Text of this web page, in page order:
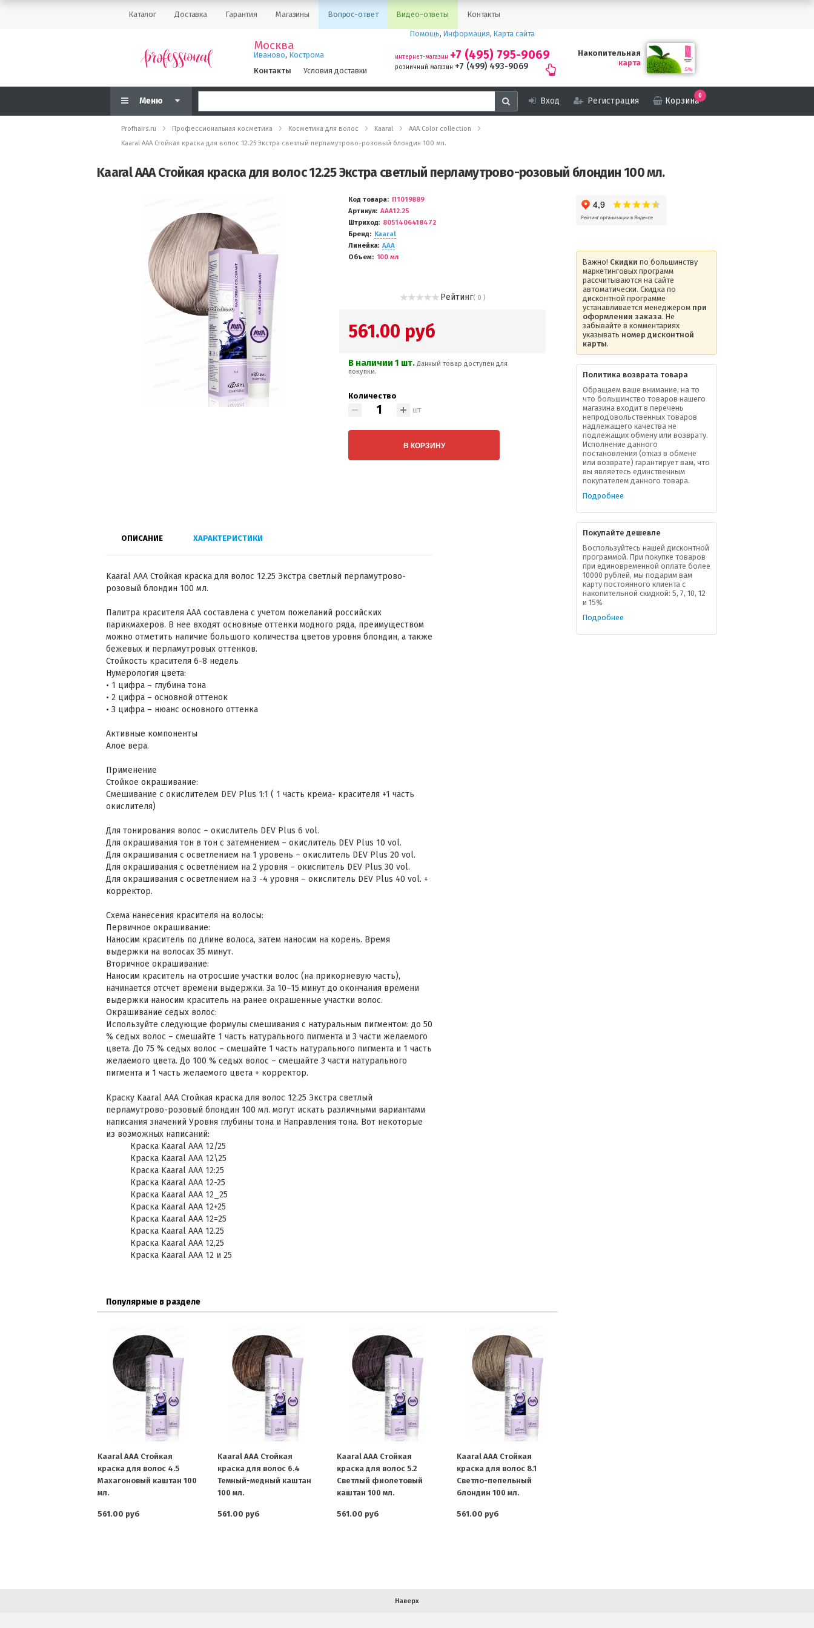
Каталог Доставка Гарантия Магазины Вопрос-ответ Видео-ответы Контакты
Москва
Иваново, Кострома
Контакты
Условия доставки
Помощь, Информация, Карта сайта
интернет-магазин +7 (495) 795-9069
розничный магазин +7 (499) 493-9069
Накопительная
карта
Меню Вход Регистрация Корзина
0
Profhairs.ru Профессиональная косметика Косметика для волос Kaaral
AAA Color collection
Kaaral AAA Стойкая краска для волос 12.25 Экстра светлый перламутрово-розовый блондин 100 мл.
Kaaral AAA Стойкая краска для волос 12.25 Экстра светлый перламутрово-розовый блондин 100 мл.
Код товара
П1019889
Артикул
AAA12.25
Штриход
8051406418472
Бренд
Kaaral
Линейка
AAA
Объем
100 мл
Рейтинг( 0 )
561.00 руб
В наличии 1 шт.Данный товар доступен для
покупки.
Количество
шт
В КОРЗИНУ
ОПИСАНИЕ ХАРАКТЕРИСТИКИ
Kaaral AAA Стойкая краска для волос 12.25 Экстра светлый перламутрово-
розовый блондин 100 мл.
Палитра красителя ААА составлена с учетом пожеланий российских
парикмахеров. В нее входят основные оттенки модного ряда, преимуществом
можно отметить наличие большого количества цветов уровня блондин, а также
бежевых и перламутровых оттенков.
Стойкость красителя 6-8 недель
Нумерология цвета:
• 1 цифра – глубина тона
• 2 цифра – основной оттенок
• 3 цифра – нюанс основного оттенка
Активные компоненты
Алое вера.
Применение
Стойкое окрашивание:
Смешивание с окислителем DEV Plus 1:1 ( 1 часть крема- красителя +1 часть
окислителя)
Для тонирования волос – окислитель DEV Plus 6 vol.
Для окрашивания тон в тон с затемнением – окислитель DEV Plus 10 vol.
Для окрашивания с осветлением на 1 уровень – окислитель DEV Plus 20 vol.
Для окрашивания с осветлением на 2 уровня – окислитель DEV Plus 30 vol.
Для окрашивания с осветлением на 3 -4 уровня – окислитель DEV Plus 40 vol. +
корректор.
Схема нанесения красителя на волосы:
Первичное окрашивание:
Наносим краситель по длине волоса, затем наносим на корень. Время
выдержки на волосах 35 минут.
Вторичное окрашивание:
Наносим краситель на отросшие участки волос (на прикорневую часть),
начинается отсчет времени выдержки. За 10–15 минут до окончания времени
выдержки наносим краситель на ранее окрашенные участки волос.
Окрашивание седых волос:
Используйте следующие формулы смешивания с натуральным пигментом: до 50
% седых волос – смешайте 1 часть натурального пигмента и 3 части желаемого
цвета. До 75 % седых волос – смешайте 1 часть натурального пигмента и 1 часть
желаемого цвета. До 100 % седых волос – смешайте 3 части натурального
пигмента и 1 часть желаемого цвета + корректор.
Краску Kaaral AAA Стойкая краска для волос 12.25 Экстра светлый
перламутрово-розовый блондин 100 мл. могут искать различными вариантами
написания значений Уровня глубины тона и Направления тона. Вот некоторые
из возможных написаний:
Краска Kaaral AAA 12/25
Краска Kaaral AAA 12\25
Краска Kaaral AAA 12:25
Краска Kaaral AAA 12-25
Краска Kaaral AAA 12_25
Краска Kaaral AAA 12+25
Краска Kaaral AAA 12=25
Краска Kaaral AAA 12.25
Краска Kaaral AAA 12,25
Краска Kaaral AAA 12 и 25
Популярные в разделе
Kaaral AAA Стойкая
краска для волос 4.5
Махагоновый каштан 100
мл.
561.00 руб
Kaaral AAA Стойкая
краска для волос 6.4
Темный-медный каштан
100 мл.
561.00 руб
Kaaral AAA Стойкая
краска для волос 5.2
Светлый фиолетовый
каштан 100 мл.
561.00 руб
Kaaral AAA Стойкая
краска для волос 8.1
Светло-пепельный
блондин 100 мл.
561.00 руб
Важно! Скидки по большинству
маркетинговых программ
рассчитываются на сайте
автоматически. Скидка по
дисконтной программе
устанавливается менеджером при
оформлении заказа. Не
забывайте в комментариях
указывать номер дисконтной
карты.
Политика возврата товара
Обращаем ваше внимание, на то
что большинство товаров нашего
магазина входит в перечень
непродовольственных товаров
надлежащего качества не
подлежащих обмену или возврату.
Исполнение данного
постановления (отказ в обмене
или возврате) гарантирует вам, что
вы являетесь единственным
покупателем данного товара.
Подробнее
Покупайте дешевле
Воспользуйтесь нашей дисконтной
программой. При покупке товаров
при единовременной оплате более
10000 рублей, мы подарим вам
карту постоянного клиента с
накопительной скидкой: 5, 7, 10, 12
и 15%
Подробнее
Наверх